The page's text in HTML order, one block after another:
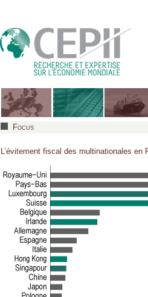
Focus
L’évitement fiscal des multinationales en